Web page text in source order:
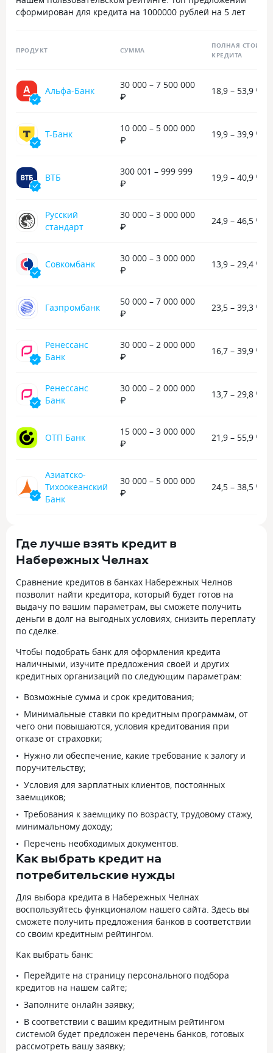
сформирован для кредита на 1000000 рублей на 5 лет
ПРОДУКТ СУММА
ПОЛНАЯ
КРЕДИТА
Альфа-Банк
30 000 – 7 500 000
₽
18,9 – 53,9 %
Т-Банк
10 000 – 5 000 000
₽
19,9 – 39,9 %
ВТБ
300 001 – 999 999
₽
19,9 – 40,9 %
Русский
стандарт
30 000 – 3 000 000
₽
24,9 – 46,5 %
Совкомбанк
30 000 – 3 000 000
₽
13,9 – 29,4 %
Газпромбанк
50 000 – 7 000 000
₽
23,5 – 39,3 %
Ренессанс
Банк
30 000 – 2 000 000
₽
16,7 – 39,9 %
Ренессанс
Банк
30 000 – 2 000 000
₽
13,7 – 29,8 %
ОТП Банк
15 000 – 3 000 000
₽
21,9 – 55,9 %
Азиатско-
Тихоокеанский
Банк
30 000 – 5 000 000
₽
24,5 – 38,5 %
Где лучше взять кредит в
Набережных Челнах
Сравнение кредитов в банках Набережных Челнов
позволит найти кредитора, который будет готов на
выдачу по вашим параметрам, вы сможете получить
деньги в долг на выгодных условиях, снизить переплату
по сделке.
Чтобы подобрать банк для оформления кредита
наличными, изучите предложения своей и других
кредитных организаций по следующим параметрам:
Возможные сумма и срок кредитования;
Минимальные ставки по кредитным программам, от
чего они повышаются, условия кредитования при
отказе от страховки;
Нужно ли обеспечение, какие требование к залогу и
поручительству;
Условия для зарплатных клиентов, постоянных
заемщиков;
Требования к заемщику по возрасту, трудовому стажу,
минимальному доходу;
Перечень необходимых документов.
Как выбрать кредит на
потребительские нужды
Для выбора кредита в Набережных Челнах
воспользуйтесь функционалом нашего сайта. Здесь вы
сможете получить предложения банков в соответствии
со своим кредитным рейтингом.
Как выбрать банк:
Перейдите на страницу персонального подбора
кредитов на нашем сайте;
Заполните онлайн заявку;
В соответствии с вашим кредитным рейтингом
системой будет предложен перечень банков, готовых
рассмотреть вашу заявку;